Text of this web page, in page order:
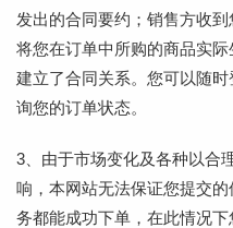
发出的合同要约；销售方收
将您在订单中所购的商品实
建立了合同关系。您可以随
询您的订单状态。
3、由于市场变化及各种以合
响，本网站无法保证您提交
务都能成功下单，在此情况下